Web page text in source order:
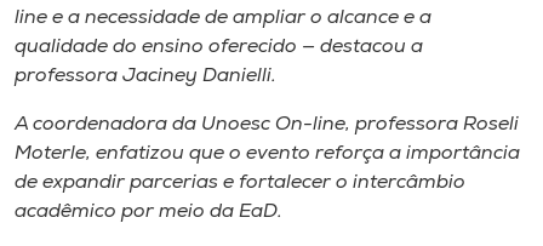
line e a necessidade de ampliar o alcance e a
qualidade do ensino oferecido — destacou a
professora Jaciney Danielli.
A coordenadora da Unoesc On-line, professora Roseli
Moterle, enfatizou que o evento reforça a importância
de expandir parcerias e fortalecer o intercâmbio
acadêmico por meio da EaD.